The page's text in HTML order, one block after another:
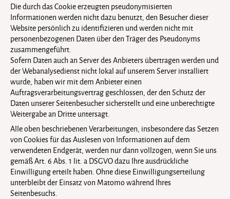
Die durch das Cookie erzeugten pseudonymisierten
Informationen werden nicht dazu benutzt, den Besucher dieser
Website persönlich zu identifizieren und werden nicht mit
personenbezogenen Daten über den Träger des Pseudonyms
zusammengeführt.
Sofern Daten auch an Server des Anbieters übertragen werden und
der Webanalysedienst nicht lokal auf unserem Server installiert
wurde, haben wir mit dem Anbieter einen
Auftragsverarbeitungsvertrag geschlossen, der den Schutz der
Daten unserer Seitenbesucher sicherstellt und eine unberechtigte
Weitergabe an Dritte untersagt.
Alle oben beschriebenen Verarbeitungen, insbesondere das Setzen
von Cookies für das Auslesen von Informationen auf dem
verwendeten Endgerät, werden nur dann vollzogen, wenn Sie uns
gemäß Art. 6 Abs. 1 lit. a DSGVO dazu Ihre ausdrückliche
Einwilligung erteilt haben. Ohne diese Einwilligungserteilung
unterbleibt der Einsatz von Matomo während Ihres
Seitenbesuchs.